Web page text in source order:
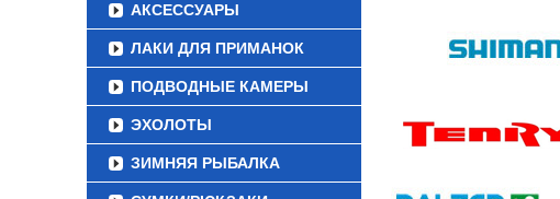
АКСЕССУАРЫ
ЛАКИ ДЛЯ ПРИМАНОК
ПОДВОДНЫЕ КАМЕРЫ
ЭХОЛОТЫ
ЗИМНЯЯ РЫБАЛКА